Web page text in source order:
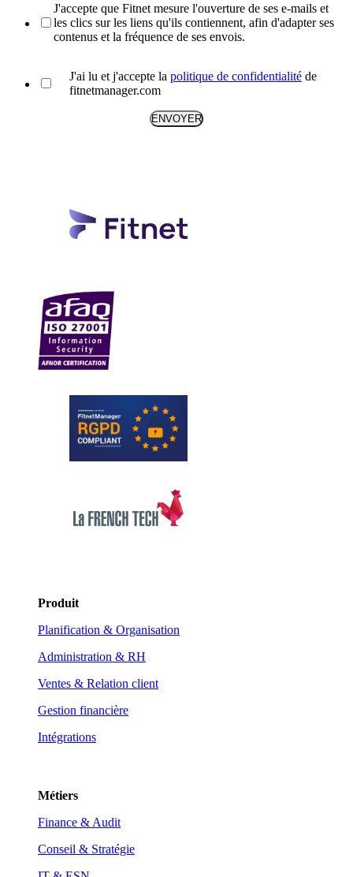
J'accepte que Fitnet mesure l'ouverture de ses e-mails et
les clics sur les liens qu'ils contiennent, afin d'adapter ses
contenus et la fréquence de ses envois.
J'ai lu et j'accepte la politique de confidentialité de
fitnetmanager.com
Produit
Planification & Organisation
Administration & RH
Ventes & Relation client
Gestion financière
Intégrations
Métiers
Finance & Audit
Conseil & Stratégie